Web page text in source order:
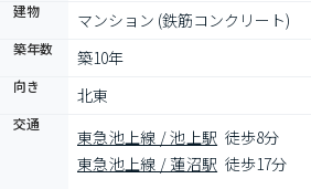
建物 マンション (鉄筋コンクリート)
築年数 築10年
向き 北東
交通
東急池上線 / 池上駅 徒歩8分
東急池上線 / 蓮沼駅 徒歩17分